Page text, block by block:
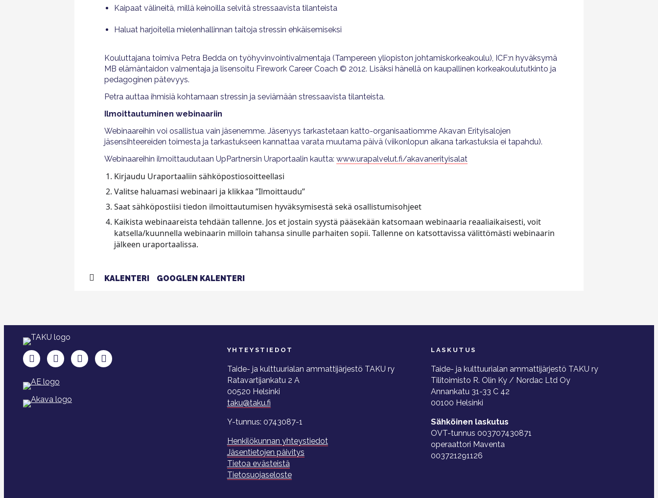
Kaipaat välineitä, millä keinoilla selvitä stressaavista tilanteista
Haluat harjoitella mielenhallinnan taitoja stressin ehkäisemiseksi
Kouluttajana toimiva Petra Bedda on työhyvinvointivalmentaja (Tampereen yliopiston johtamiskorkeakoulu), ICF:n hyväksymä
MB elämäntaidon valmentaja ja lisensoitu Firework Career Coach © 2012. Lisäksi hänellä on kaupallinen korkeakoulututkinto ja
pedagoginen pätevyys.
Petra auttaa ihmisiä kohtamaan stressin ja seviämään stressaavista tilanteista.
Ilmoittautuminen webinaariin
Webinaareihin voi osallistua vain jäsenemme. Jäsenyys tarkastetaan katto-organisaatiomme Akavan Erityisalojen
jäsensihteereiden toimesta ja tarkastukseen kannattaa varata muutama päivä (viikonlopun aikana tarkastuksia ei tapahdu).
Webinaareihin ilmoittaudutaan UpPartnersin Uraportaalin kautta: www.urapalvelut.fi/akavanerityisalat
Kirjaudu Uraportaaliin sähköpostiosoitteellasi
Valitse haluamasi webinaari ja klikkaa ”Ilmoittaudu”
Saat sähköpostiisi tiedon ilmoittautumisen hyväksymisestä sekä osallistumisohjeet
Kaikista webinaareista tehdään tallenne. Jos et jostain syystä pääsekään katsomaan webinaaria reaaliaikaisesti, voit
katsella/kuunnella webinaarin milloin tahansa sinulle parhaiten sopii. Tallenne on katsottavissa välittömästi webinaarin
jälkeen uraportaalissa.
KALENTERI GOOGLEN KALENTERI
TAKU Facebookissa
TAKU Twitterissä
TAKU Instagramissa
TAKU LinkedInissä
YHTEYSTIEDOT
Taide- ja kulttuurialan ammattijärjestö TAKU ry
Ratavartijankatu 2 A
00520 Helsinki
taku@taku.fi
Y-tunnus: 0743087-1
Henkilökunnan yhteystiedot
Jäsentietojen päivitys
Tietoa evästeistä
Tietosuojaseloste
LASKUTUS
Taide- ja kulttuurialan ammattijärjestö TAKU ry
Tilitoimisto R. Olin Ky / Nordac Ltd Oy
Annankatu 31-33 C 42
00100 Helsinki
Sähköinen laskutus
OVT-tunnus 003707430871
operaattori Maventa
003721291126